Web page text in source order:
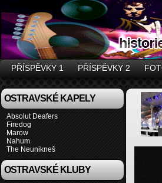
PŘÍSPĚVKY 1 PŘÍSPĚVKY 2
OSTRAVSKÉ KAPELY
Absolut Deafers
Firedog
Marow
Nahum
The Neunikneš
OSTRAVSKÉ KLUBY